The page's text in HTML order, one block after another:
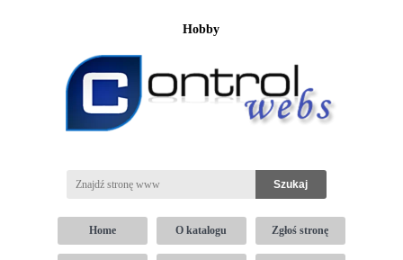
Hobby
Home O katalogu Zgłoś stronę